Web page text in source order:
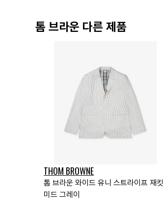
톰 브라운 다른 제품
THOM BROWNE
톰 브라운 와이드 유니 스트라이프 재킷
미드 그레이